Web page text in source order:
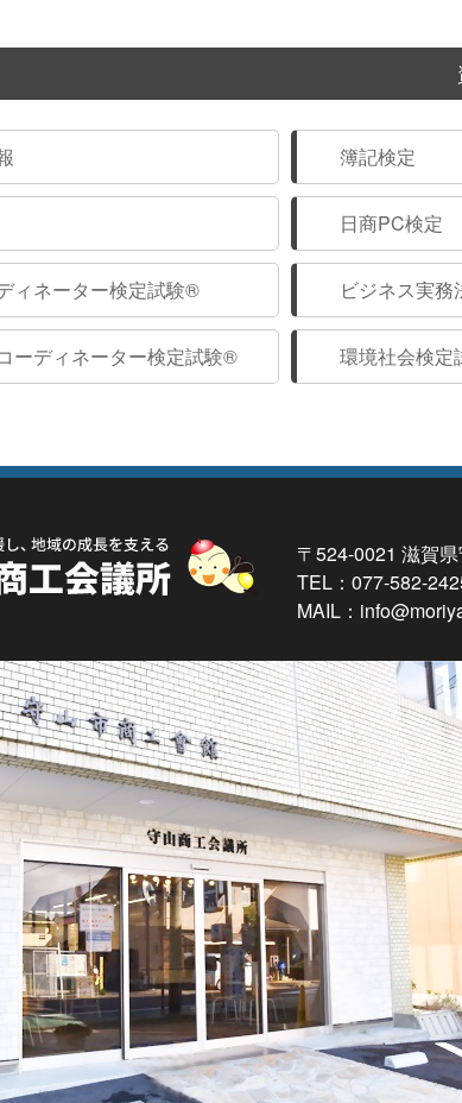
簿記検定
日商PC検定
ィネーター検定試験® ビジネス実
ーディネーター検定試験® 環境社会検
〒524-0021 滋賀
TEL：077-582-
MAIL：